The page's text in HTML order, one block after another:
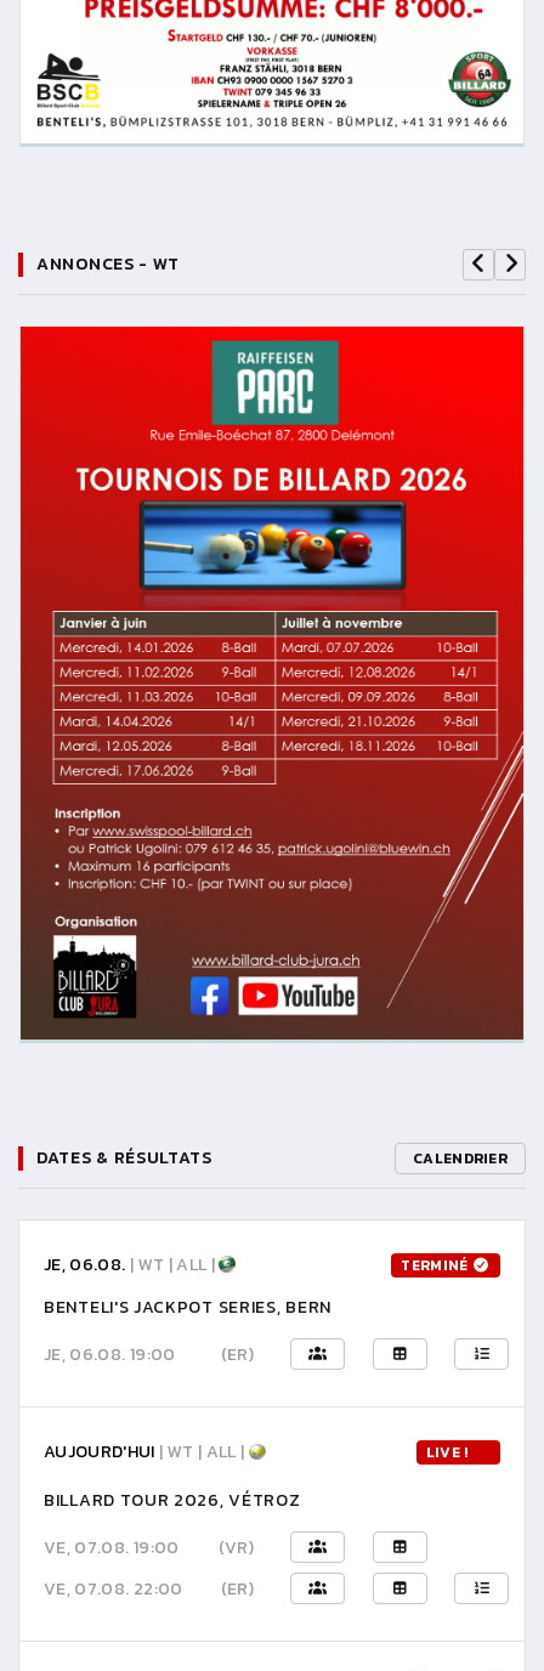
ANNONCES - WT
DATES & RÉSULTATS CALENDRIER
JE, 06.08. | WT | ALL | TERMINÉ
BENTELI'S JACKPOT SERIES, BERN
JE, 06.08. 19:00
(ER)
AUJOURD'HUI | WT | ALL | LIVE !
BILLARD TOUR 2026, VÉTROZ
VE, 07.08. 19:00
(VR)
VE, 07.08. 22:00
(ER)